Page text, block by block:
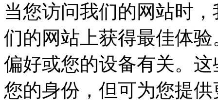
当您访问我们的网站时
们的网站上获得最佳体验
偏好或您的设备有关。
您的身份，但可为您